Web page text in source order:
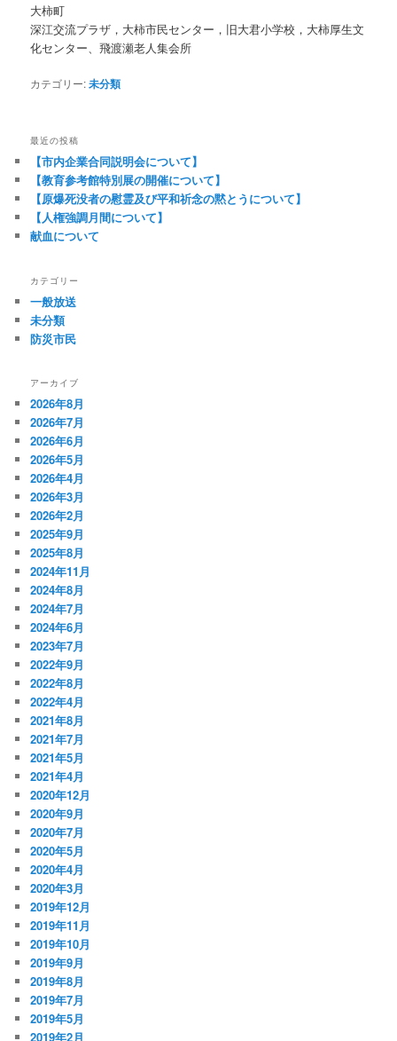
大柿町
深江交流プラザ，大柿市民センター，旧大君小学校，大柿厚生文
化センター、飛渡瀬老人集会所
カテゴリー:未分類
最近の投稿
【市内企業合同説明会について】
【教育参考館特別展の開催について】
【原爆死没者の慰霊及び平和祈念の黙とうについて】
【人権強調月間について】
献血について
カテゴリー
一般放送
未分類
防災市民
アーカイブ
2026年8月
2026年7月
2026年6月
2026年5月
2026年4月
2026年3月
2026年2月
2025年9月
2025年8月
2024年11月
2024年8月
2024年7月
2024年6月
2023年7月
2022年9月
2022年8月
2022年4月
2021年8月
2021年7月
2021年5月
2021年4月
2020年12月
2020年9月
2020年7月
2020年5月
2020年4月
2020年3月
2019年12月
2019年11月
2019年10月
2019年9月
2019年8月
2019年7月
2019年5月
2019年2月